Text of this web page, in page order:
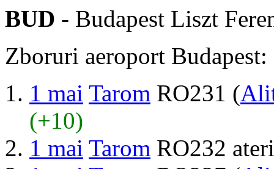
BUD - Budapest Liszt
Zboruri aeroport Budapest:
1 mai Tarom RO231 (
(+10)
1 mai Tarom RO232